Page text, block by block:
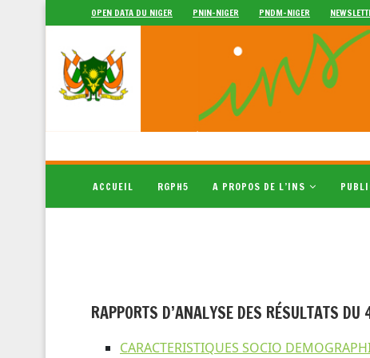
OPEN DATA DU NIGER PNIN-NIGER PNDM-NIGER
ACCUEIL RGPH5 A PROPOS DE L’INS
RAPPORTS D’ANALYSE DES RÉSULTATS
CARACTERISTIQUES SOCIO